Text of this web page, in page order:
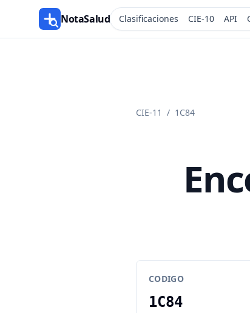
NotaSalud Clasificaciones CIE-10 API
CIE-11 / 1C84
CODIGO
1C84